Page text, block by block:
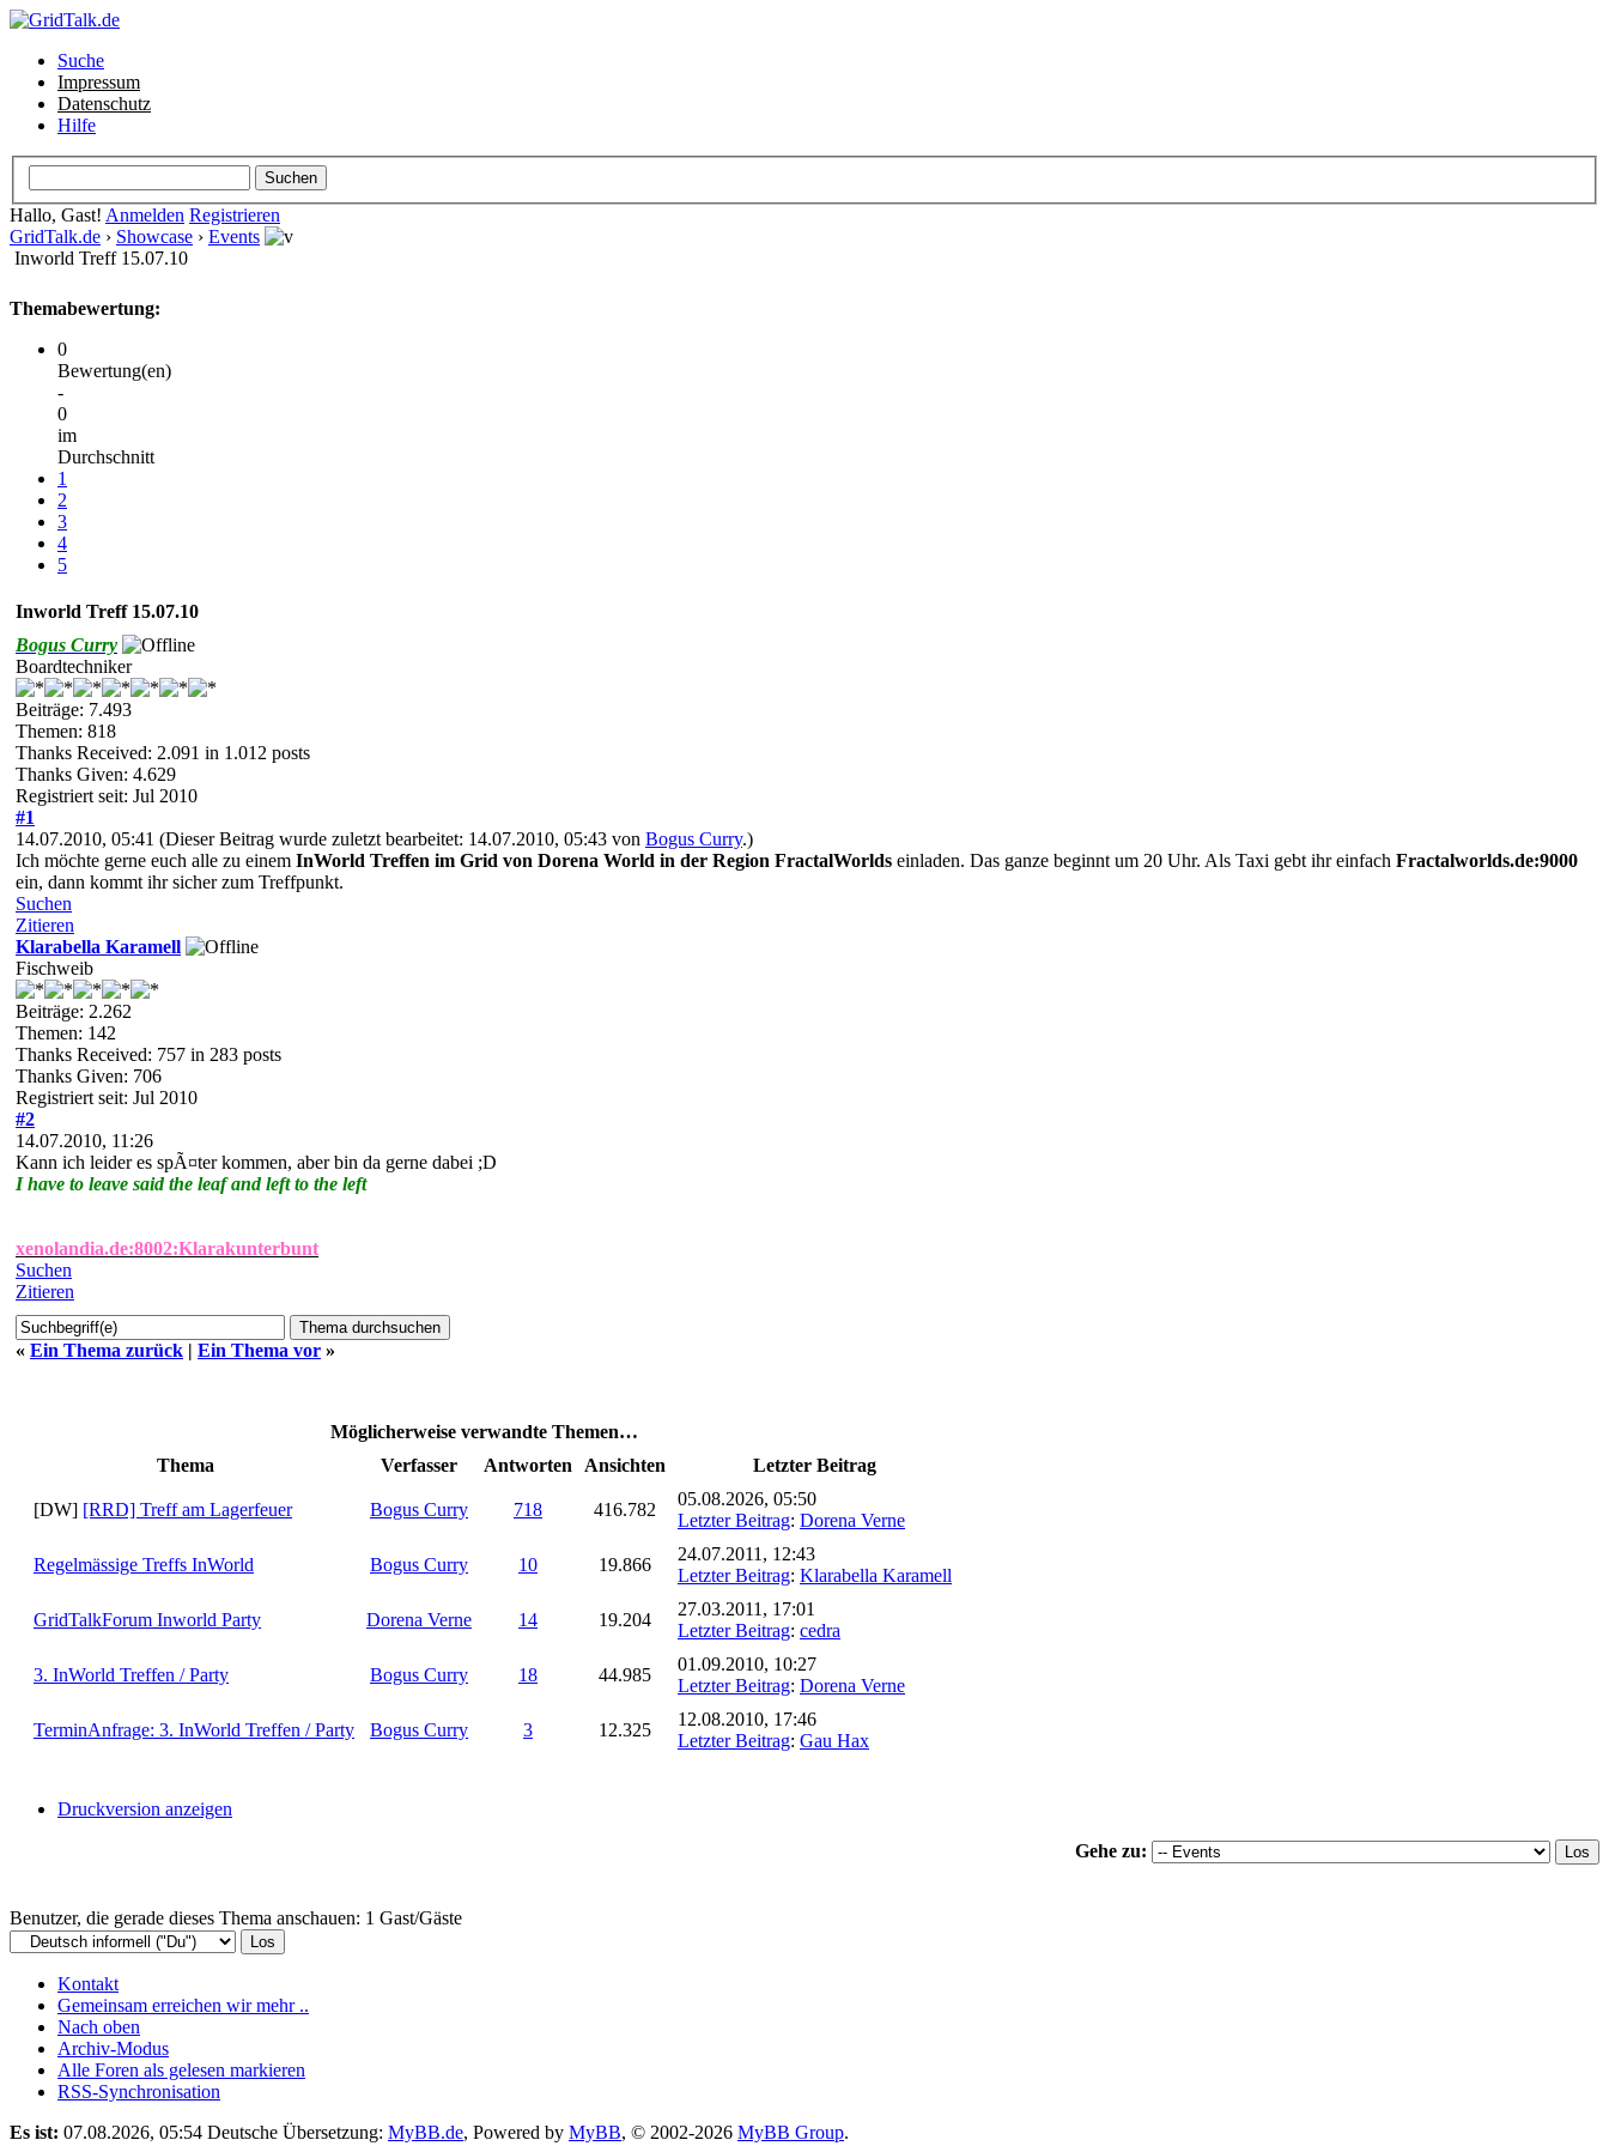
Suche
Impressum
Datenschutz
Hilfe
Hallo, Gast! Anmelden Registrieren
GridTalk.de › Showcase › Events
Inworld Treff 15.07.10
Themabewertung:
0
Bewertung(en)
-
0
im
Durchschnitt
1
2
3
4
5
Inworld Treff 15.07.10
Bogus Curry
Boardtechniker
Beiträge: 7.493
Themen: 818
Thanks Received: 2.091 in 1.012 posts
Thanks Given: 4.629
Registriert seit: Jul 2010
#1
14.07.2010, 05:41 (Dieser Beitrag wurde zuletzt bearbeitet: 14.07.2010, 05:43 von Bogus Curry.)
Ich möchte gerne euch alle zu einem InWorld Treffen im Grid von Dorena World in der Region FractalWorlds einladen. Das ganze beginnt um 20 Uhr. Als Taxi gebt ihr einfach Fractalworlds.de:9000
ein, dann kommt ihr sicher zum Treffpunkt.
Suchen
Zitieren
Klarabella Karamell
Fischweib
Beiträge: 2.262
Themen: 142
Thanks Received: 757 in 283 posts
Thanks Given: 706
Registriert seit: Jul 2010
#2
14.07.2010, 11:26
Kann ich leider es spÃ¤ter kommen, aber bin da gerne dabei ;D
I have to leave said the leaf and left to the left
xenolandia.de:8002:Klarakunterbunt
Suchen
Zitieren
« Ein Thema zurück | Ein Thema vor »
Möglicherweise verwandte Themen…
Thema
Verfasser Antworten Ansichten Letzter Beitrag
[DW] [RRD] Treff am Lagerfeuer Bogus Curry 718 416.782
05.08.2026, 05:50
Letzter Beitrag: Dorena Verne
Regelmässige Treffs InWorld Bogus Curry 10 19.866
24.07.2011, 12:43
Letzter Beitrag: Klarabella Karamell
GridTalkForum Inworld Party Dorena Verne 14 19.204
27.03.2011, 17:01
Letzter Beitrag: cedra
3. InWorld Treffen / Party Bogus Curry 18 44.985
01.09.2010, 10:27
Letzter Beitrag: Dorena Verne
TerminAnfrage: 3. InWorld Treffen / Party Bogus Curry 3 12.325
12.08.2010, 17:46
Letzter Beitrag: Gau Hax
Druckversion anzeigen
Gehe zu:
Benutzer, die gerade dieses Thema anschauen: 1 Gast/Gäste
Kontakt
Gemeinsam erreichen wir mehr ..
Nach oben
Archiv-Modus
Alle Foren als gelesen markieren
RSS-Synchronisation
Es ist: 07.08.2026, 05:54 Deutsche Übersetzung: MyBB.de, Powered by MyBB, © 2002-2026 MyBB Group.